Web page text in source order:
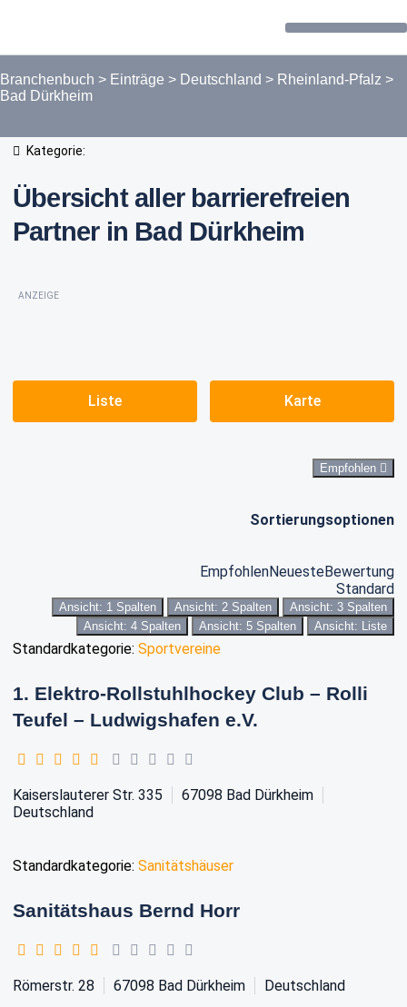
Branchenbuch > Einträge > Deutschland > Rheinland-Pfalz >
Bad Dürkheim
Kategorie:
Übersicht aller barrierefreien
Partner in Bad Dürkheim
ANZEIGE
Liste Karte
Empfohlen
Sortierungsoptionen
EmpfohlenNeuesteBewertung
Standard
Ansicht: 1 Spalten Ansicht: 2 Spalten
Ansicht: 3 Spalten
Ansicht: 4 Spalten
Ansicht: 5 Spalten Ansicht: Liste
Standardkategorie: Sportvereine
1. Elektro-Rollstuhlhockey Club – Rolli
Teufel – Ludwigshafen e.V.
Kaiserslauterer Str. 335 67098 Bad Dürkheim
Deutschland
Standardkategorie: Sanitätshäuser
Sanitätshaus Bernd Horr
Römerstr. 28 67098 Bad Dürkheim Deutschland